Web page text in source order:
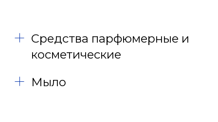
Средства парфюмерные и
косметические
Мыло